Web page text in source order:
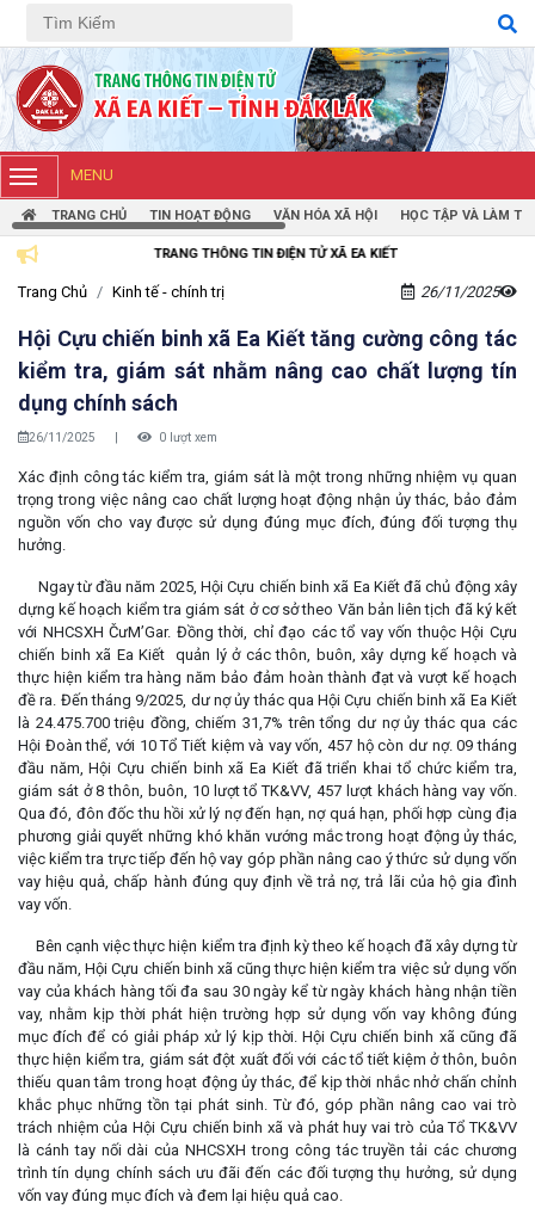
Tiếng Việt Tiếng Anh
MENU
TRANG CHỦ TIN HOẠT ĐỘNG VĂN HÓA XÃ HỘI HỌC TẬP VÀ LÀM
TRANG THÔNG TIN ĐIỆN TỬ XÃ EA KIẾT
Trang Chủ Kinh tế - chính trị 26/11/2025
Hội Cựu chiến binh xã Ea Kiết tăng cường công tác
kiểm tra, giám sát nhằm nâng cao chất lượng tín
dụng chính sách
26/11/2025 0 lượt xem
Xác định công tác kiểm tra, giám sát là một trong những nhiệm vụ quan
trọng trong việc nâng cao chất lượng hoạt động nhận ủy thác, bảo đảm
nguồn vốn cho vay được sử dụng đúng mục đích, đúng đối tượng thụ
hưởng.
Ngay từ đầu năm 2025, Hội Cựu chiến binh xã Ea Kiết đã chủ động xây
dựng kế hoạch kiểm tra giám sát ở cơ sở theo Văn bản liên tịch đã ký kết
với NHCSXH ČưM’Gar. Đồng thời, chỉ đạo các tổ vay vốn thuộc Hội Cựu
chiến binh xã Ea Kiết quản lý ở các thôn, buôn, xây dựng kế hoạch và
thực hiện kiểm tra hàng năm bảo đảm hoàn thành đạt và vượt kế hoạch
đề ra. Đến tháng 9/2025, dư nợ ủy thác qua Hội Cựu chiến binh xã Ea Kiết
là 24.475.700 triệu đồng, chiếm 31,7% trên tổng dư nợ ủy thác qua các
Hội Đoàn thể, với 10 Tổ Tiết kiệm và vay vốn, 457 hộ còn dư nợ. 09 tháng
đầu năm, Hội Cựu chiến binh xã Ea Kiết đã triển khai tổ chức kiểm tra,
giám sát ở 8 thôn, buôn, 10 lượt tổ TK&VV, 457 lượt khách hàng vay vốn.
Qua đó, đôn đốc thu hồi xử lý nợ đến hạn, nợ quá hạn, phối hợp cùng địa
phương giải quyết những khó khăn vướng mắc trong hoạt động ủy thác,
việc kiểm tra trực tiếp đến hộ vay góp phần nâng cao ý thức sử dụng vốn
vay hiệu quả, chấp hành đúng quy định về trả nợ, trả lãi của hộ gia đình
vay vốn.
Bên cạnh việc thực hiện kiểm tra định kỳ theo kế hoạch đã xây dựng từ
đầu năm, Hội Cựu chiến binh xã cũng thực hiện kiểm tra việc sử dụng vốn
vay của khách hàng tối đa sau 30 ngày kể từ ngày khách hàng nhận tiền
vay, nhằm kịp thời phát hiện trường hợp sử dụng vốn vay không đúng
mục đích để có giải pháp xử lý kịp thời. Hội Cựu chiến binh xã cũng đã
thực hiện kiểm tra, giám sát đột xuất đối với các tổ tiết kiệm ở thôn, buôn
thiếu quan tâm trong hoạt động ủy thác, để kịp thời nhắc nhở chấn chỉnh
khắc phục những tồn tại phát sinh. Từ đó, góp phần nâng cao vai trò
trách nhiệm của Hội Cựu chiến binh xã và phát huy vai trò của Tổ TK&VV
là cánh tay nối dài của NHCSXH trong công tác truyền tải các chương
trình tín dụng chính sách ưu đãi đến các đối tượng thụ hưởng, sử dụng
vốn vay đúng mục đích và đem lại hiệu quả cao.